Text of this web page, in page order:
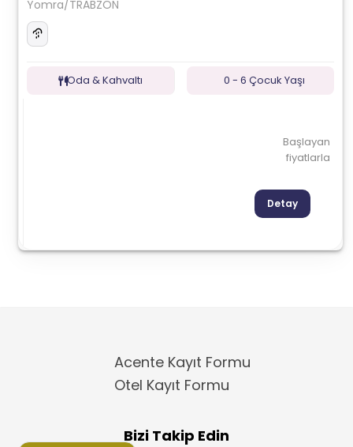
Yomra/TRABZON
Oda & Kahvaltı 0 - 6 Çocuk Yaşı
Başlayan
fiyatlarla
Detay
Acente Kayıt Formu
Otel Kayıt Formu
Bizi Takip Edin